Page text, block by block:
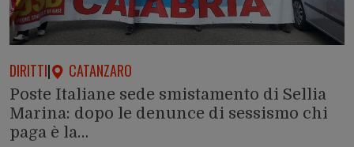
DIRITTI| CATANZARO
Poste Italiane sede smistamento di Sellia
Marina: dopo le denunce di sessismo chi
paga è la…